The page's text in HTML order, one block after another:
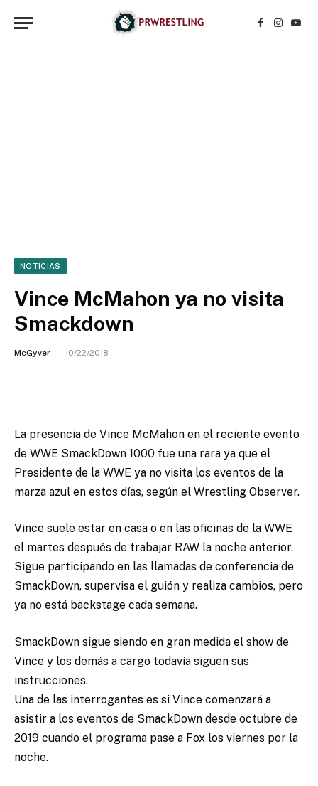
Facebook
NOTICIAS
Vince McMahon ya no visita
Smackdown
McGyver 10/22/2018
La presencia de Vince McMahon en el reciente evento
de WWE SmackDown 1000 fue una rara ya que el
Presidente de la WWE ya no visita los eventos de la
marza azul en estos días, según el Wrestling Observer.
Vince suele estar en casa o en las oficinas de la WWE
el martes después de trabajar RAW la noche anterior.
Sigue participando en las llamadas de conferencia de
SmackDown, supervisa el guión y realiza cambios, pero
ya no está backstage cada semana.
SmackDown sigue siendo en gran medida el show de
Vince y los demás a cargo todavía siguen sus
instrucciones.
Una de las interrogantes es si Vince comenzará a
asistir a los eventos de SmackDown desde octubre de
2019 cuando el programa pase a Fox los viernes por la
noche.